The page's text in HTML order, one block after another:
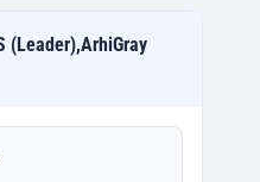
(Leader),ArhiGray